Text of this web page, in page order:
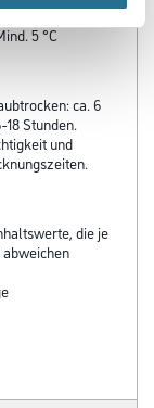
5 °C
ca. 6
Stunden.
und
die je